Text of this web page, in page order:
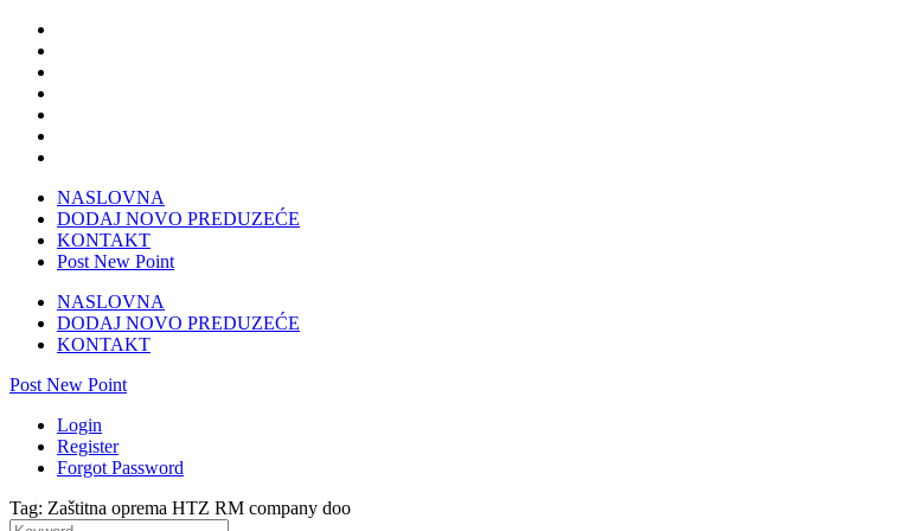
NASLOVNA
DODAJ NOVO PREDUZEĆE
KONTAKT
Post New Point
NASLOVNA
DODAJ NOVO PREDUZEĆE
KONTAKT
Post New Point
Login
Register
Forgot Password
Tag: Zaštitna oprema HTZ RM company doo